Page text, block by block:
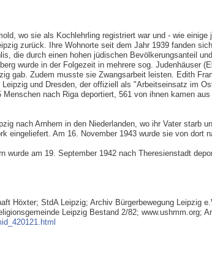
wo sie als Kochlehrling registriert war und - wie
zurück. Ihre Wohnorte seit dem Jahr 1939 fanden
die durch einen hohen jüdischen Bevölkerungsanteil
wurde in der Folgezeit in mehrere sog. Judenhäuser
gab. Zudem musste sie Zwangsarbeit leisten. Edith
und Dresden, der offiziell als "Arbeitseinsatz im
nach Riga deportiert, 561 von ihnen kamen
nach Arnhem in den Niederlanden, wo ihr Vater starb
eingeliefert. Am 16. November 1943 wurde sie von dort
wurde am 19. September 1942 nach Theresienstadt
Höxter; StdA Leipzig; Archiv Bürgerbewegung Leipzig
Leipzig Bestand 2/82; www.ushmm.org;